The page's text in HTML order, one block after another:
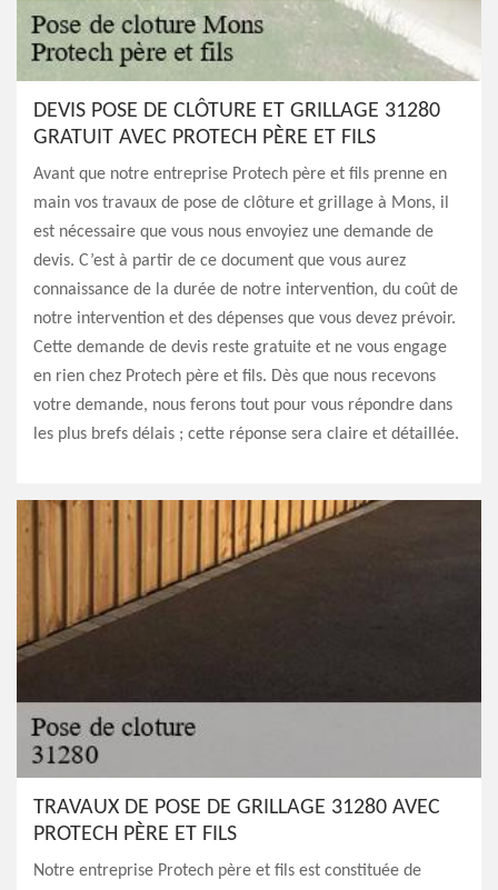
DEVIS POSE DE CLÔTURE ET GRILLAGE 31280
GRATUIT AVEC PROTECH PÈRE ET FILS
Avant que notre entreprise Protech père et fils prenne en
main vos travaux de pose de clôture et grillage à Mons, il
est nécessaire que vous nous envoyiez une demande de
devis. C’est à partir de ce document que vous aurez
connaissance de la durée de notre intervention, du coût de
notre intervention et des dépenses que vous devez prévoir.
Cette demande de devis reste gratuite et ne vous engage
en rien chez Protech père et fils. Dès que nous recevons
votre demande, nous ferons tout pour vous répondre dans
les plus brefs délais ; cette réponse sera claire et détaillée.
TRAVAUX DE POSE DE GRILLAGE 31280 AVEC
PROTECH PÈRE ET FILS
Notre entreprise Protech père et fils est constituée de